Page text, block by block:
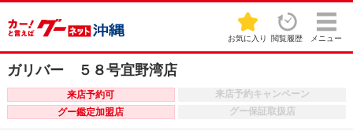
お気に入り 閲覧履歴 メニュー
ガリバー ５８号宜野湾店
来店予約可
来店予約キャンペーン
グー鑑定加盟店
グー保証取扱店